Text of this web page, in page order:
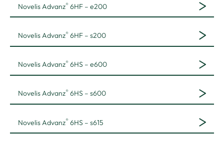
Novelis Advanz® 6HF – e200
Novelis Advanz® 6HF – s200
Novelis Advanz® 6HS – e600
Novelis Advanz® 6HS – s600
Novelis Advanz® 6HS – s615